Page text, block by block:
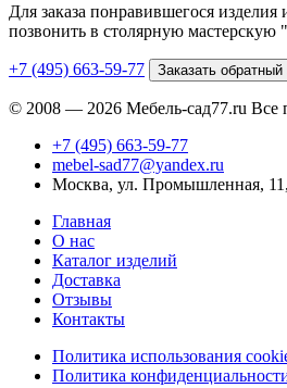
Для заказа понравившегося изделия
позвонить в столярную мастерскую
+7 (495) 663-59-77 Заказать обратный
© 2008 — 2026 Мебель-сад77.ru Все
+7 (495) 663-59-77
mebel-sad77@yandex.ru
Москва, ул. Промышленная,
Главная
О нас
Каталог изделий
Доставка
Отзывы
Контакты
Политика использования
Политика